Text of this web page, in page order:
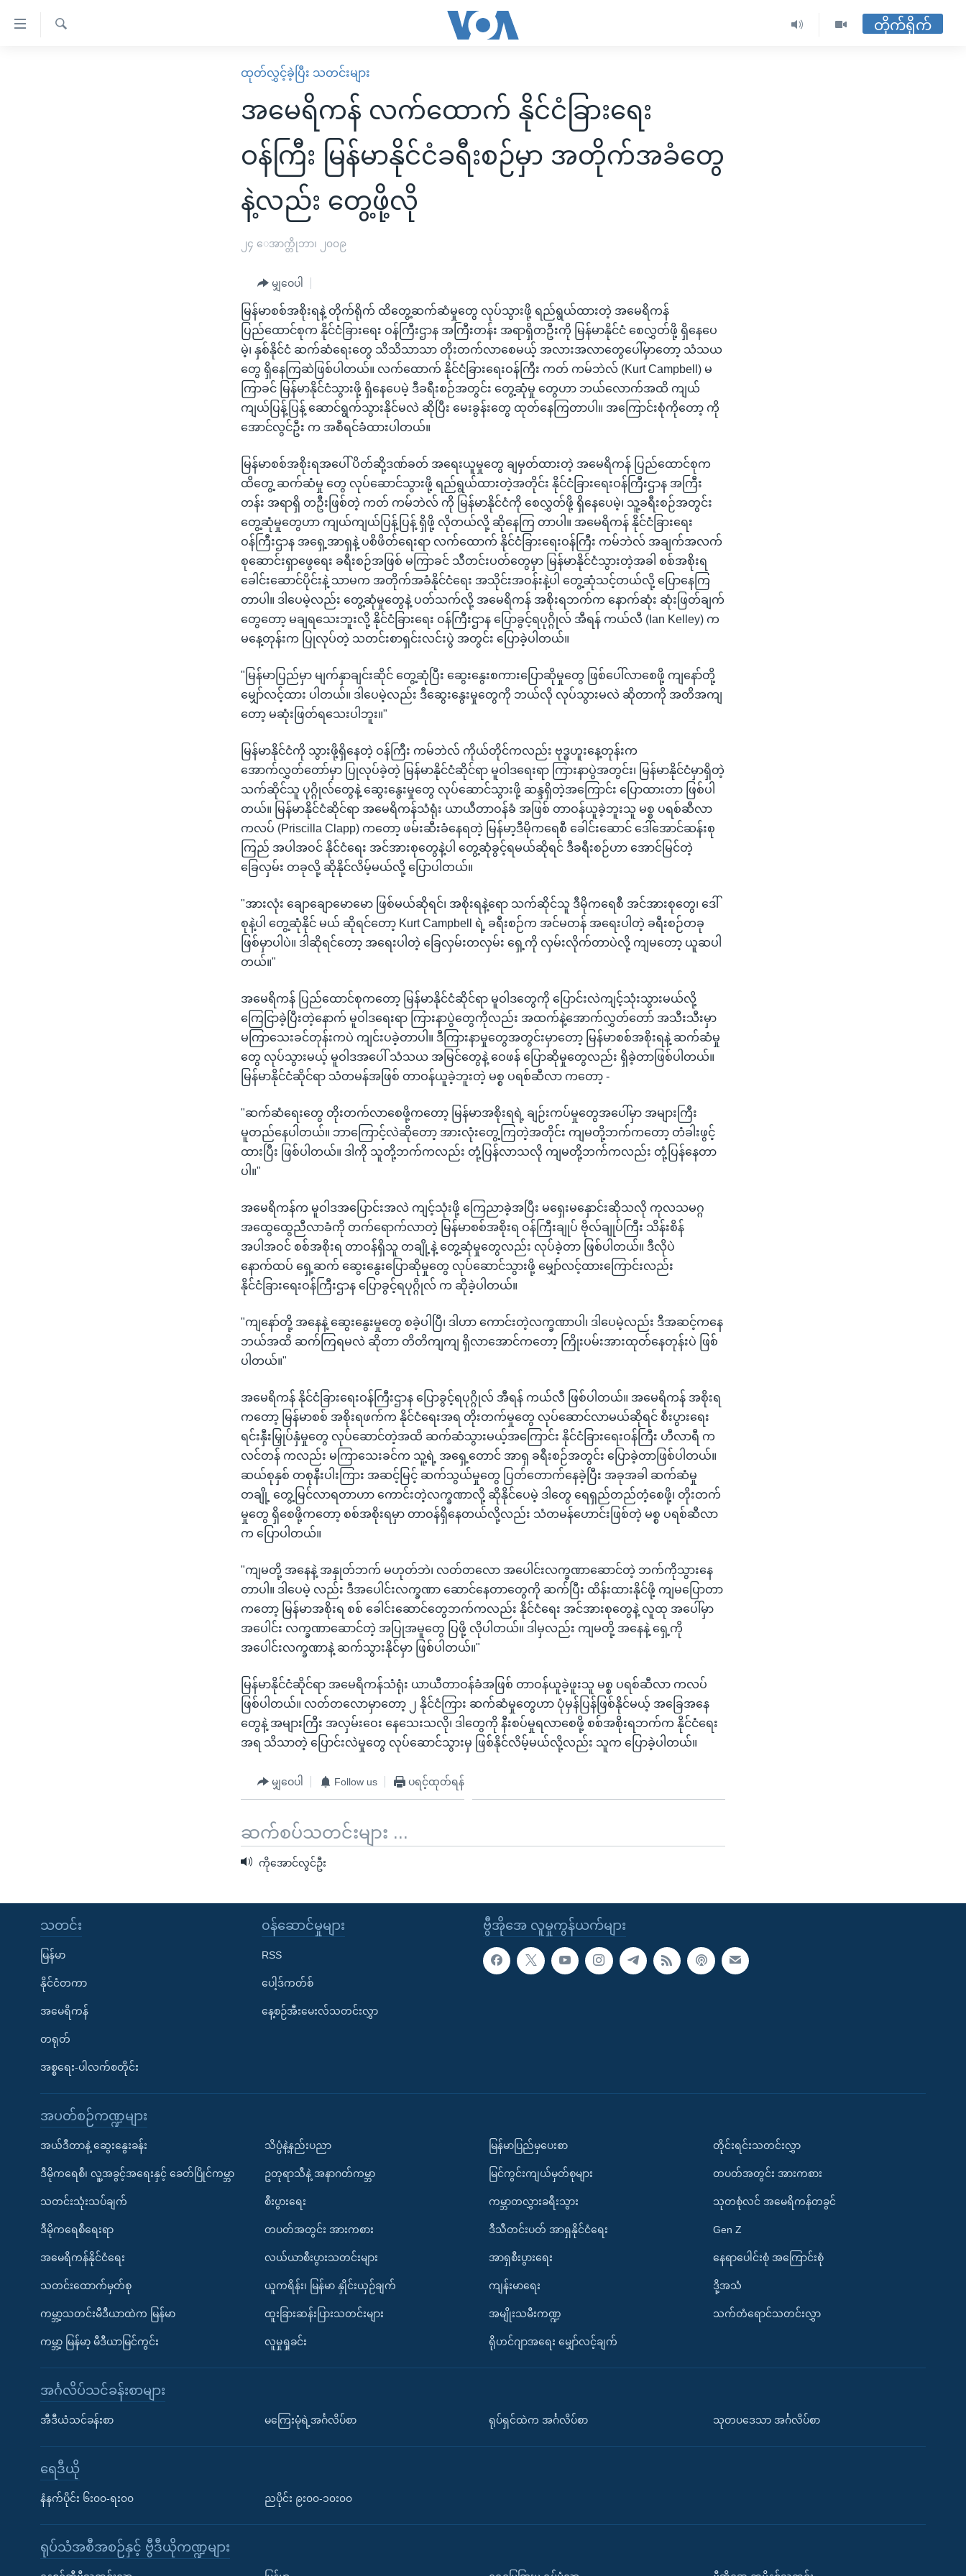
တိုက်ရိုက်
ထုတ်လွှင့်ခဲ့ပြီး သတင်းများ
အမေရိကန် လက်ထောက် နိုင်ငံခြားရေး
ဝန်ကြီး မြန်မာနိုင်ငံခရီးစဉ်မှာ အတိုက်အခံတွေ
နဲ့လည်း တွေ့ဖို့လို
၂၄ ေအာက္တိုဘာ၊ ၂၀၀၉
မျှဝေပါ
မြန်မာစစ်အစိုးရနဲ့ တိုက်ရိုက် ထိတွေ့ဆက်ဆံမှုတွေ လုပ်သွားဖို့ ရည်ရွယ်ထားတဲ့ အမေရိကန်
ပြည်ထောင်စုက နိုင်ငံခြားရေး ဝန်ကြီးဌာန အကြီးတန်း အရာရှိတဦးကို မြန်မာနိုင်ငံ စေလွှတ်ဖို့ ရှိနေပေ
မဲ့၊ နှစ်နိုင်ငံ ဆက်ဆံရေးတွေ သိသိသာသာ တိုးတက်လာစေမယ့် အလားအလာတွေပေါ်မှာတော့ သံသယ
တွေ ရှိနေကြဆဲဖြစ်ပါတယ်။ လက်ထောက် နိုင်ငံခြားရေးဝန်ကြီး ကတ် ကမ်ဘဲလ် (Kurt Campbell) မ
ကြာခင် မြန်မာနိုင်ငံသွားဖို့ ရှိနေပေမဲ့ ဒီခရီးစဉ်အတွင်း တွေ့ဆုံမှု တွေဟာ ဘယ်လောက်အထိ ကျယ်
ကျယ်ပြန့်ပြန့် ဆောင်ရွက်သွားနိုင်မလဲ ဆိုပြီး မေးခွန်းတွေ ထုတ်နေကြတာပါ။ အကြောင်းစုံကိုတော့ ကို
အောင်လွင်ဦး က အစီရင်ခံထားပါတယ်။
မြန်မာစစ်အစိုးရအပေါ် ပိတ်ဆို့ဒဏ်ခတ် အရေးယူမှုတွေ ချမှတ်ထားတဲ့ အမေရိကန် ပြည်ထောင်စုက
ထိတွေ့ ဆက်ဆံမှု တွေ လုပ်ဆောင်သွားဖို့ ရည်ရွယ်ထားတဲ့အတိုင်း နိုင်ငံခြားရေးဝန်ကြီးဌာန အကြီး
တန်း အရာရှိ တဦးဖြစ်တဲ့ ကတ် ကမ်ဘဲလ် ကို မြန်မာနိုင်ငံကို စေလွှတ်ဖို့ ရှိနေပေမဲ့၊ သူ့ခရီးစဉ်အတွင်း
တွေ့ဆုံမှုတွေဟာ ကျယ်ကျယ်ပြန့်ပြန့် ရှိဖို့ လိုတယ်လို့ ဆိုနေကြ တာပါ။ အမေရိကန် နိုင်ငံခြားရေး
ဝန်ကြီးဌာန အရှေ့အာရှနဲ့ ပစိဖိတ်ရေးရာ လက်ထောက် နိုင်ငံခြားရေးဝန်ကြီး ကမ်ဘဲလ် အချက်အလက်
စုဆောင်းရှာဖွေရေး ခရီးစဉ်အဖြစ် မကြာခင် သီတင်းပတ်တွေမှာ မြန်မာနိုင်ငံသွားတဲ့အခါ စစ်အစိုးရ
ခေါင်းဆောင်ပိုင်းနဲ့ သာမက အတိုက်အခံနိုင်ငံရေး အသိုင်းအဝန်းနဲ့ပါ တွေ့ဆုံသင့်တယ်လို့ ပြောနေကြ
တာပါ။ ဒါပေမဲ့လည်း တွေ့ဆုံမှုတွေနဲ့ ပတ်သက်လို့ အမေရိကန် အစိုးရဘက်က နောက်ဆုံး ဆုံးဖြတ်ချက်
တွေတော့ မချရသေးဘူးလို့ နိုင်ငံခြားရေး ဝန်ကြီးဌာန ပြောခွင့်ရပုဂ္ဂိုလ် အီရန် ကယ်လီ (Ian Kelley) က
မနေ့တုန်းက ပြုလုပ်တဲ့ သတင်းစာရှင်းလင်းပွဲ အတွင်း ပြောခဲ့ပါတယ်။
"မြန်မာပြည်မှာ မျက်နှာချင်းဆိုင် တွေ့ဆုံပြီး ဆွေးနွေးစကားပြောဆိုမှုတွေ ဖြစ်ပေါ်လာစေဖို့ ကျနော်တို့
မျှော်လင့်ထား ပါတယ်။ ဒါပေမဲ့လည်း ဒီဆွေးနွေးမှုတွေကို ဘယ်လို လုပ်သွားမလဲ ဆိုတာကို အတိအကျ
တော့ မဆုံးဖြတ်ရသေးပါဘူး။"
မြန်မာနိုင်ငံကို သွားဖို့ရှိနေတဲ့ ဝန်ကြီး ကမ်ဘဲလ် ကိုယ်တိုင်ကလည်း ဗုဒ္ဓဟူးနေ့တုန်းက
အောက်လွှတ်တော်မှာ ပြုလုပ်ခဲ့တဲ့ မြန်မာနိုင်ငံဆိုင်ရာ မူဝါဒရေးရာ ကြားနာပွဲအတွင်း၊ မြန်မာနိုင်ငံမှာရှိတဲ့
သက်ဆိုင်သူ ပုဂ္ဂိုလ်တွေနဲ့ ဆွေးနွေးမှုတွေ လုပ်ဆောင်သွားဖို့ ဆန္ဒရှိတဲ့အကြောင်း ပြောထားတာ ဖြစ်ပါ
တယ်။ မြန်မာနိုင်ငံဆိုင်ရာ အမေရိကန်သံရုံး ယာယီတာဝန်ခံ အဖြစ် တာဝန်ယူခဲ့ဘူးသူ မစ္စ ပရစ်ဆီလာ
ကလပ် (Priscilla Clapp) ကတော့ ဖမ်းဆီးခံနေရတဲ့ မြန်မာ့ဒီမိုကရေစီ ခေါင်းဆောင် ဒေါ်အောင်ဆန်းစု
ကြည် အပါအဝင် နိုင်ငံရေး အင်အားစုတွေနဲ့ပါ တွေ့ဆုံခွင့်ရမယ်ဆိုရင် ဒီခရီးစဉ်ဟာ အောင်မြင်တဲ့
ခြေလှမ်း တခုလို့ ဆိုနိုင်လိမ့်မယ်လို့ ပြောပါတယ်။
"အားလုံး ချောချောမောမော ဖြစ်မယ်ဆိုရင်၊ အစိုးရနဲ့ရော သက်ဆိုင်သူ ဒီမိုကရေစီ အင်အားစုတွေ၊ ဒေါ်
စုနဲ့ပါ တွေ့ဆုံနိုင် မယ် ဆိုရင်တော့ Kurt Campbell ရဲ့ ခရီးစဉ်က အင်မတန် အရေးပါတဲ့ ခရီးစဉ်တခု
ဖြစ်မှာပါပဲ။ ဒါဆိုရင်တော့ အရေးပါတဲ့ ခြေလှမ်းတလှမ်း ရှေ့ကို လှမ်းလိုက်တာပဲလို့ ကျမတော့ ယူဆပါ
တယ်။"
အမေရိကန် ပြည်ထောင်စုကတော့ မြန်မာနိုင်ငံဆိုင်ရာ မူဝါဒတွေကို ပြောင်းလဲကျင့်သုံးသွားမယ်လို့
ကြေငြာခဲ့ပြီးတဲ့နောက် မူဝါဒရေးရာ ကြားနာပွဲတွေကိုလည်း အထက်နဲ့အောက်လွှတ်တော် အသီးသီးမှာ
မကြာသေးခင်တုန်းကပဲ ကျင်းပခဲ့တာပါ။ ဒီကြားနာမှုတွေအတွင်းမှာတော့ မြန်မာစစ်အစိုးရနဲ့ ဆက်ဆံမှု
တွေ လုပ်သွားမယ့် မူဝါဒအပေါ် သံသယ အမြင်တွေနဲ့ ဝေဖန် ပြောဆိုမှုတွေလည်း ရှိခဲ့တာဖြစ်ပါတယ်။
မြန်မာနိုင်ငံဆိုင်ရာ သံတမန်အဖြစ် တာဝန်ယူခဲ့ဘူးတဲ့ မစ္စ ပရစ်ဆီလာ ကတော့ -
"ဆက်ဆံရေးတွေ တိုးတက်လာစေဖို့ကတော့ မြန်မာအစိုးရရဲ့ ချဉ်းကပ်မှုတွေအပေါ်မှာ အများကြီး
မူတည်နေပါတယ်။ ဘာကြောင့်လဲဆိုတော့ အားလုံးတွေ့ကြတဲ့အတိုင်း ကျမတို့ဘက်ကတော့ တံခါးဖွင့်
ထားပြီး ဖြစ်ပါတယ်။ ဒါကို သူတို့ဘက်ကလည်း တုံ့ပြန်လာသလို ကျမတို့ဘက်ကလည်း တုံ့ပြန်နေတာ
ပါ။"
အမေရိကန်က မူဝါဒအပြောင်းအလဲ ကျင့်သုံးဖို့ ကြေညာခဲ့အပြီး မရှေးမနှောင်းဆိုသလို ကုလသမဂ္ဂ
အထွေထွေညီလာခံကို တက်ရောက်လာတဲ့ မြန်မာစစ်အစိုးရ ဝန်ကြီးချုပ် ဗိုလ်ချုပ်ကြီး သိန်းစိန်
အပါအဝင် စစ်အစိုးရ တာဝန်ရှိသူ တချို့နဲ့ တွေ့ဆုံမှုတွေလည်း လုပ်ခဲ့တာ ဖြစ်ပါတယ်။ ဒီလိုပဲ
နောက်ထပ် ရှေ့ဆက် ဆွေးနွေးပြောဆိုမှုတွေ လုပ်ဆောင်သွားဖို့ မျှော်လင့်ထားကြောင်းလည်း
နိုင်ငံခြားရေးဝန်ကြီးဌာန ပြောခွင့်ရပုဂ္ဂိုလ် က ဆိုခဲ့ပါတယ်။
"ကျနော်တို့ အနေနဲ့ ဆွေးနွေးမှုတွေ စခဲ့ပါပြီ၊ ဒါဟာ ကောင်းတဲ့လက္ခဏာပါ၊ ဒါပေမဲ့လည်း ဒီအဆင့်ကနေ
ဘယ်အထိ ဆက်ကြရမလဲ ဆိုတာ တိတိကျကျ ရှိလာအောင်ကတော့ ကြိုးပမ်းအားထုတ်နေတုန်းပဲ ဖြစ်
ပါတယ်။"
အမေရိကန် နိုင်ငံခြားရေးဝန်ကြီးဌာန ပြောခွင့်ရပုဂ္ဂိုလ် အီရန် ကယ်လီ ဖြစ်ပါတယ်။ အမေရိကန် အစိုးရ
ကတော့ မြန်မာစစ် အစိုးရဖက်က နိုင်ငံရေးအရ တိုးတက်မှုတွေ လုပ်ဆောင်လာမယ်ဆိုရင် စီးပွားရေး
ရင်းနှီးမြှုပ်နှံမှုတွေ လုပ်ဆောင်တဲ့အထိ ဆက်ဆံသွားမယ့်အကြောင်း နိုင်ငံခြားရေးဝန်ကြီး ဟီလာရီ က
လင်တန် ကလည်း မကြာသေးခင်က သူ့ရဲ့ အရှေ့တောင် အာရှ ခရီးစဉ်အတွင်း ပြောခဲ့တာဖြစ်ပါတယ်။
ဆယ်စုနှစ် တစုနီးပါးကြား အဆင့်မြင့် ဆက်သွယ်မှုတွေ ပြတ်တောက်နေခဲ့ပြီး အခုအခါ ဆက်ဆံမှု
တချို့ တွေ့မြင်လာရတာဟာ ကောင်းတဲ့လက္ခဏာလို့ ဆိုနိုင်ပေမဲ့ ဒါတွေ ရေရှည်တည်တံ့စေဖို့၊ တိုးတက်
မှုတွေ ရှိစေဖို့ကတော့ စစ်အစိုးရမှာ တာဝန်ရှိနေတယ်လို့လည်း သံတမန်ဟောင်းဖြစ်တဲ့ မစ္စ ပရစ်ဆီလာ
က ပြောပါတယ်။
"ကျမတို့ အနေနဲ့ အနှုတ်ဘက် မဟုတ်ဘဲ၊ လတ်တလော အပေါင်းလက္ခဏာဆောင်တဲ့ ဘက်ကိုသွားနေ
တာပါ။ ဒါပေမဲ့ လည်း ဒီအပေါင်းလက္ခဏာ ဆောင်နေတာတွေကို ဆက်ပြီး ထိန်းထားနိုင်ဖို့ ကျမပြောတာ
ကတော့ မြန်မာအစိုးရ စစ် ခေါင်းဆောင်တွေဘက်ကလည်း နိုင်ငံရေး အင်အားစုတွေနဲ့ လူထု အပေါ်မှာ
အပေါင်း လက္ခဏာဆောင်တဲ့ အပြုအမူတွေ ပြဖို့ လိုပါတယ်။ ဒါမှလည်း ကျမတို့ အနေနဲ့ ရှေ့ကို
အပေါင်းလက္ခဏာနဲ့ ဆက်သွားနိုင်မှာ ဖြစ်ပါတယ်။"
မြန်မာနိုင်ငံဆိုင်ရာ အမေရိကန်သံရုံး ယာယီတာဝန်ခံအဖြစ် တာဝန်ယူခဲ့ဖူးသူ မစ္စ ပရစ်ဆီလာ ကလပ်
ဖြစ်ပါတယ်။ လတ်တလောမှာတော့ ၂ နိုင်ငံကြား ဆက်ဆံမှုတွေဟာ ပုံမှန်ပြန်ဖြစ်နိုင်မယ့် အခြေအနေ
တွေနဲ့ အများကြီး အလှမ်းဝေး နေသေးသလို၊ ဒါတွေကို နီးစပ်မှုရလာစေဖို့ စစ်အစိုးရဘက်က နိုင်ငံရေး
အရ သိသာတဲ့ ပြောင်းလဲမှုတွေ လုပ်ဆောင်သွားမှ ဖြစ်နိုင်လိမ့်မယ်လို့လည်း သူက ပြောခဲ့ပါတယ်။
မျှဝေပါ Follow us ပရင့်ထုတ်ရန်
ဆက်စပ်သတင်းများ ...
ကိုအောင်လွင်ဦး
ဗွီအိုအေ လူမှုကွန်ယက်များ
သတင်း
မြန်မာ
နိုင်ငံတကာ
အမေရိကန်
တရုတ်
အစ္စရေး-ပါလက်စတိုင်း
၀န်ဆောင်မှုများ
RSS
ပေါ့ဒ်ကတ်စ်
နေ့စဉ်အီးမေးလ်သတင်းလွှာ
အပတ်စဉ်ကဏ္ဍများ
အယ်ဒီတာနဲ့ ဆွေးနွေးခန်း
ဒီမိုကရေစီ၊ လူ့အခွင့်အရေးနှင့် ခေတ်ပြိုင်ကမ္ဘာ
သတင်းသုံးသပ်ချက်
ဒီမိုကရေစီရေးရာ
အမေရိကန်နိုင်ငံရေး
သတင်းထောက်မှတ်စု
ကမ္ဘာ့သတင်းမီဒီယာထဲက မြန်မာ
ကမ္ဘာ့ မြန်မာ့ မီဒီယာမြင်ကွင်း
သိပ္ပံနဲ့နည်းပညာ
ဥတုရာသီနဲ့ အနာဂတ်ကမ္ဘာ
စီးပွားရေး
တပတ်အတွင်း အားကစား
လယ်ယာစီးပွားသတင်းများ
ယူကရိန်း၊ မြန်မာ နှိုင်းယှဉ်ချက်
ထူးခြားဆန်းပြားသတင်းများ
လူမှုရှုခင်း
မြန်မာပြည်မှပေးစာ
မြင်ကွင်းကျယ်မှတ်စုများ
ကမ္ဘာတလွှားခရီးသွား
ဒီသီတင်းပတ် အာရှနိုင်ငံရေး
အာရှစီးပွားရေး
ကျန်းမာရေး
အမျိုးသမီးကဏ္ဍ
ရိုဟင်ဂျာအရေး မျှော်လင့်ချက်
တိုင်းရင်းသတင်းလွှာ
တပတ်အတွင်း အားကစား
သုတစုံလင် အမေရိကန်တခွင်
Gen Z
နေရာပေါင်းစုံ အကြောင်းစုံ
ဒို့အသံ
သက်တံရောင်သတင်းလွှာ
အင်္ဂလိပ်သင်ခန်းစာများ
အီဒီယံသင်ခန်းစာ မကြေးမုံရဲ့အင်္ဂလိပ်စာ ရုပ်ရှင်ထဲက အင်္ဂလိပ်စာ သုတပဒေသာ အင်္ဂလိပ်စာ
ရေဒီယို
နံနက်ပိုင်း ၆း၀၀-ရး၀၀ ညပိုင်း ၉း၀၀-၁၀း၀၀
ရုပ်သံအစီအစဉ်နှင့် ဗွီဒီယိုကဏ္ဍများ